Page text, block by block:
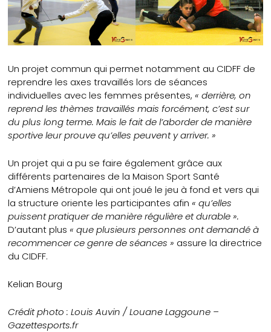
Un projet commun qui permet notamment au CIDFF de
reprendre les axes travaillés lors de séances
individuelles avec les femmes présentes, « derrière, on
reprend les thèmes travaillés mais forcément, c’est sur
du plus long terme. Mais le fait de l’aborder de manière
sportive leur prouve qu’elles peuvent y arriver. »
Un projet qui a pu se faire également grâce aux
différents partenaires de la Maison Sport Santé
d’Amiens Métropole qui ont joué le jeu à fond et vers qui
la structure oriente les participantes afin« qu’elles
puissent pratiquer de manière régulière et durable ».
D’autant plus« que plusieurs personnes ont demandé à
recommencer ce genre de séances » assure la directrice
du CIDFF.
Kelian Bourg
Crédit photo : Louis Auvin / Louane Laggoune –
Gazettesports.fr